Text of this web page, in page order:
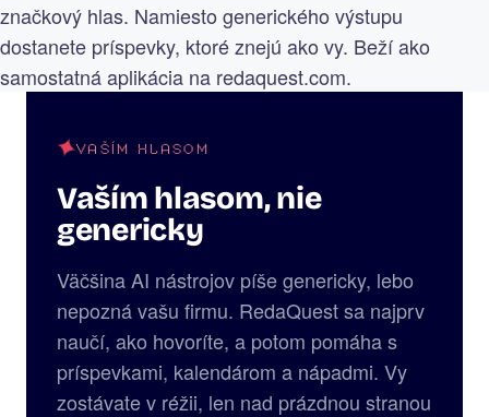
značkový hlas. Namiesto generického výstupu
dostanete príspevky, ktoré znejú ako vy. Beží ako
samostatná aplikácia na redaquest.com.
VAŠÍM HLASOM
Vaším hlasom, nie
genericky
Väčšina AI nástrojov píše genericky, lebo
nepozná vašu firmu. RedaQuest sa najprv
naučí, ako hovoríte, a potom pomáha s
príspevkami, kalendárom a nápadmi. Vy
zostávate v réžii, len nad prázdnou stranou